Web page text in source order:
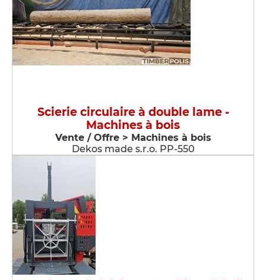
Scierie circulaire à double lame -
Machines à bois
Vente / Offre > Machines à bois
Dekos made s.r.o. PP-550